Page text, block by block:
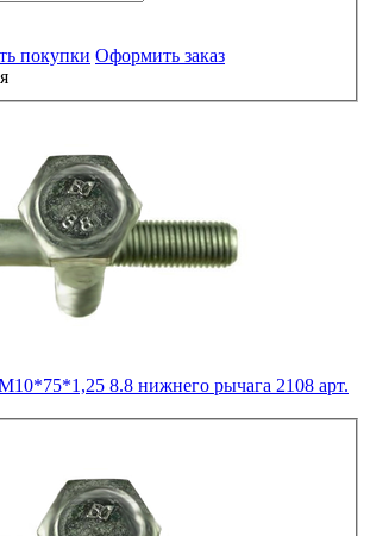
покупки Оформить заказ
8.8 нижнего рычага 2108 арт.